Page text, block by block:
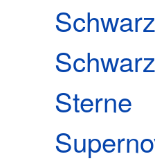
Sterne